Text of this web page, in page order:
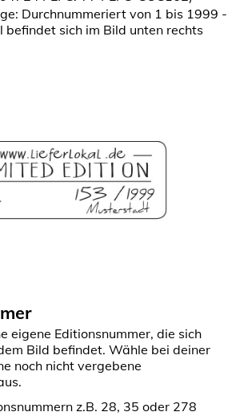
Durchnummeriert von 1 bis 1999 -
befindet sich im Bild unten rechts
eigene Editionsnummer, die sich
Bild befindet. Wähle bei deiner
noch nicht vergebene
z.B. 28, 35 oder 278